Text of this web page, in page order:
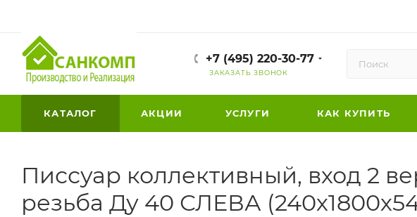
+7 (495) 220-30-77
ЗАКАЗАТЬ ЗВОНОК
КАТАЛОГ АКЦИИ УСЛУГИ КАК КУПИТЬ
Писсуар коллективный, вход 2
резьба Ду 40 СЛЕВА